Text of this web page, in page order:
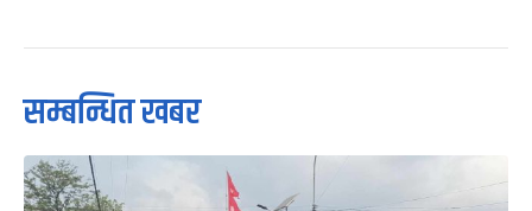
सम्बन्धित खबर